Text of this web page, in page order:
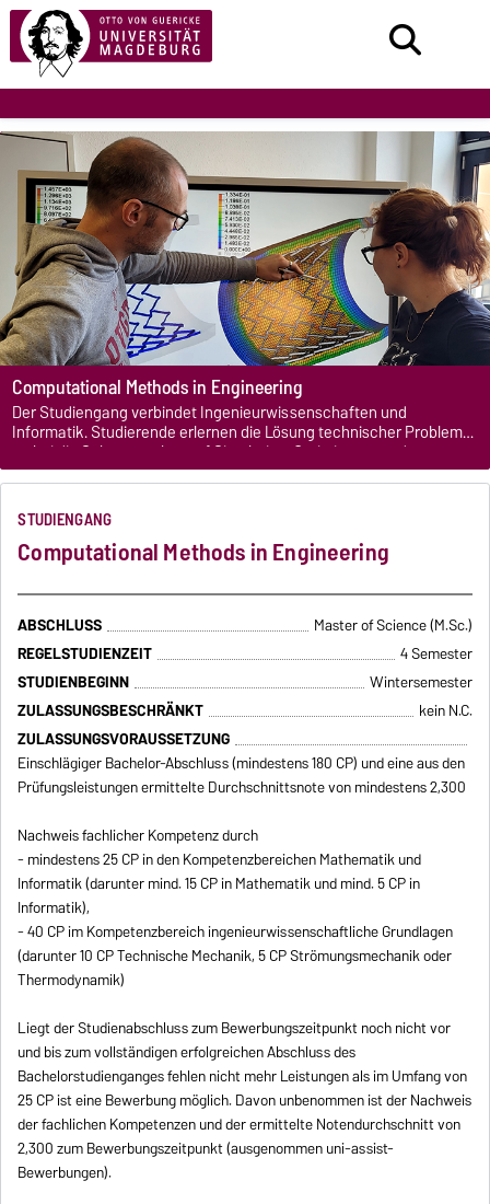
Computational Methods in Engineering
Der Studiengang verbindet Ingenieurwissenschaften und
Informatik. Studierende erlernen die Lösung technischer Probleme,
wobei die Schwerpunkte auf Simulation, Optimierung und
Materialanalyse liegen.
STUDIENGANG
Computational Methods in Engineering
ABSCHLUSS
Master of Science (M.Sc.)
REGELSTUDIENZEIT
4 Semester
STUDIENBEGINN
Wintersemester
ZULASSUNGSBESCHRÄNKT
kein N.C.
ZULASSUNGSVORAUSSETZUNG
Einschlägiger Bachelor-Abschluss (mindestens 180 CP) und eine aus den
Prüfungsleistungen ermittelte Durchschnittsnote von mindestens 2,300
Nachweis fachlicher Kompetenz durch
- mindestens 25 CP in den Kompetenzbereichen Mathematik und
Informatik (darunter mind. 15 CP in Mathematik und mind. 5 CP in
Informatik),
- 40 CP im Kompetenzbereich ingenieurwissenschaftliche Grundlagen
(darunter 10 CP Technische Mechanik, 5 CP Strömungsmechanik oder
Thermodynamik)
Liegt der Studienabschluss zum Bewerbungszeitpunkt noch nicht vor
und bis zum vollständigen erfolgreichen Abschluss des
Bachelorstudienganges fehlen nicht mehr Leistungen als im Umfang von
25 CP ist eine Bewerbung möglich. Davon unbenommen ist der Nachweis
der fachlichen Kompetenzen und der ermittelte Notendurchschnitt von
2,300 zum Bewerbungszeitpunkt (ausgenommen uni-assist-
Bewerbungen).